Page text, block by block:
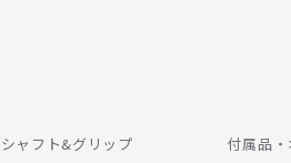
シャフト&グリップ 付属品